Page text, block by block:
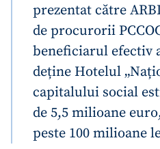
prezentat către
de procurorii
beneficiarul efectiv
deține Hotelul
capitalului social
de 5,5 milioane
peste 100 milioane